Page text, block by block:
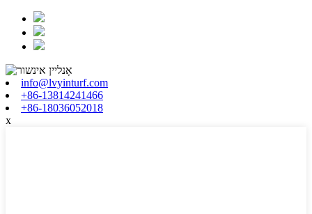
info@lvyinturf.com
+86-13814241466
+86-18036052018
x